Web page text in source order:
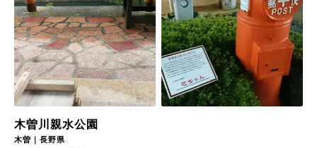
木曽川親水公園
木曽｜長野県